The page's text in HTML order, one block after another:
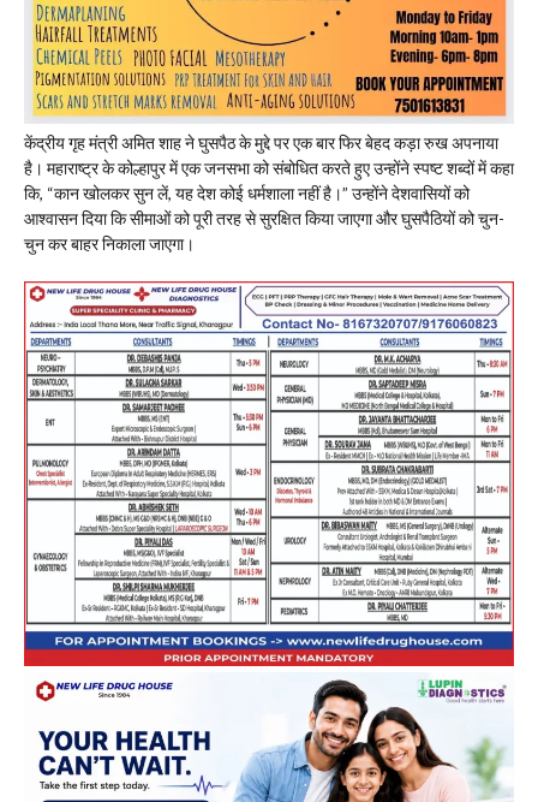
केंद्रीय गृह मंत्री अमित शाह ने घुसपैठ के मुद्दे पर एक बार फिर बेहद कड़ा रुख अपनाया
है। महाराष्ट्र के कोल्हापुर में एक जनसभा को संबोधित करते हुए उन्होंने स्पष्ट शब्दों में कहा
कि, “कान खोलकर सुन लें, यह देश कोई धर्मशाला नहीं है।” उन्होंने देशवासियों को
आश्वासन दिया कि सीमाओं को पूरी तरह से सुरक्षित किया जाएगा और घुसपैठियों को चुन-
चुन कर बाहर निकाला जाएगा।